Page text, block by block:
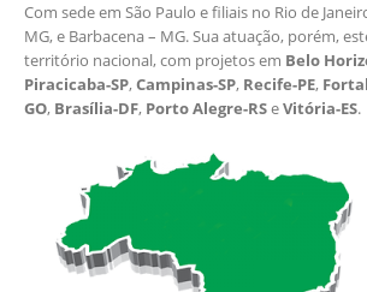
Com sede em São Paulo e filiais no Rio de
MG, e Barbacena – MG. Sua atuação, porém,
território nacional, com projetos em Belo
Piracicaba-SP,Campinas-SP, Recife-PE,
GO, Brasília-DF, Porto Alegre-RSeVitória-ES.